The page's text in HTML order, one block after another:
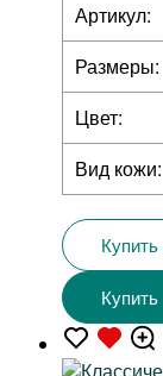
Артикул:
Размеры:
Цвет:
Вид кожи:
Купить
Купить